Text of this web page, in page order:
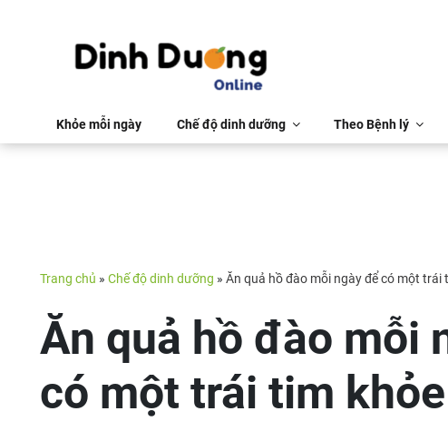
Khỏe mỗi ngày Chế độ dinh dưỡng Theo Bệnh lý
Trang chủ » Chế độ dinh dưỡng » Ăn quả hồ đào mỗi ngày để có một trái
Ăn quả hồ đào mỗi
có một trái tim